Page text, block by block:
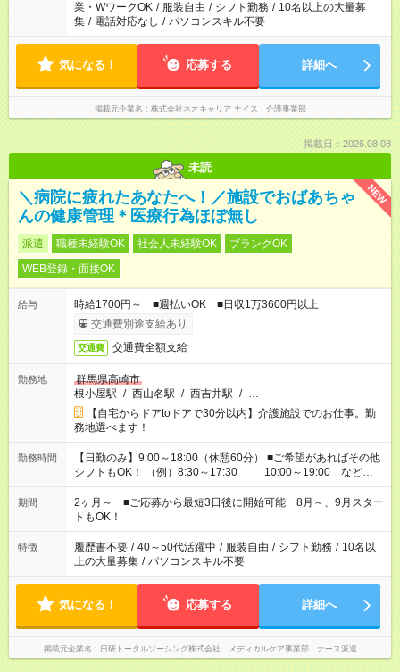
業・WワークOK / 服装自由 / シフト勤務 / 10名以上の大量募
集 / 電話対応なし / パソコンスキル不要
気になる！ 応募する 詳細へ
掲載元企業名 株式会社ネオキャリア ナイス！介護事業部
掲載日：2026.08.08
未読
NEW
＼病院に疲れたあなたへ！／施設でおばあちゃ
んの健康管理＊医療行為ほぼ無し
派遣 職種未経験OK 社会人未経験OK
ブランクOK
WEB登録・面接OK
給与
時給1700円～ ■週払いOK ■日収1万3600円以上
交通費別途支給あり
交通費 交通費全額支給
勤務地
群馬県高崎市
根小屋駅 / 西山名駅 / 西吉井駅 / …
【自宅からドアtoドアで30分以内】介護施設でのお仕事。勤
務地選べます！
勤務時間
【日勤のみ】9:00～18:00（休憩60分） ■ご希望があればその他
シフトもOK！ （例）8:30～17:30 10:00～19:00 など
「家族とお休みを合わせたい」 「できれば残業はしたくない」
など、あなたのご希望に沿ったお仕事をご紹介します！ ※Wワ
ーク希望の方へ 今ご覧のお仕事で希望する勤務時間と、もう1つ
のお仕事の勤務時間。 合計で週40時間を超える場合は応募でき
ません
期間
2ヶ月～ ■ご応募から最短3日後に開始可能 8月～、9月スター
トもOK！
特徴 履歴書不要 / 40～50代活躍中 / 服装自由 / シフト勤務 / 10名以
上の大量募集 / パソコンスキル不要
気になる！ 応募する 詳細へ
掲載元企業名 日研トータルソーシング株式会社 メディカルケア事業部 ナース派遣